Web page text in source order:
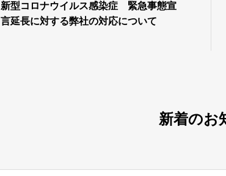
新型コロナウイルス感染症 緊急事態宣
言延長に対する弊社の対応について
新着のお